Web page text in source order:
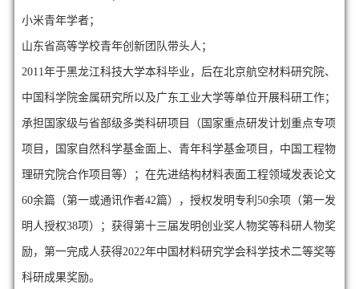
小米青年学者；
山东省高等学校青年创新团队带头人；
2011年于黑龙江科技大学本科毕业，后在北京航空材料研究院、
中国科学院金属研究所以及广东工业大学等单位开展科研工作；
承担国家级与省部级多类科研项目（国家重点研发计划重点专项
项目，国家自然科学基金面上、青年科学基金项目，中国工程物
理研究院合作项目等）；在先进结构材料表面工程领域发表论文
60余篇（第一或通讯作者42篇），授权发明专利50余项（第一发
明人授权38项）；获得第十三届发明创业奖人物奖等科研人物奖
励，第一完成人获得2022年中国材料研究学会科学技术二等奖等
科研成果奖励。